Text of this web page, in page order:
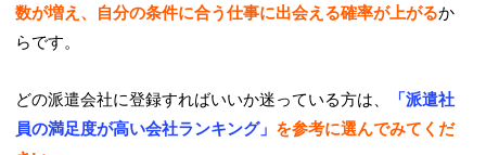
数が増え、自分の条件に合う仕事に出会える確率が上がるか
らです。
どの派遣会社に登録すればいいか迷っている方は、
「派遣社
員の満足度が高い会社ランキング」 を参考に選んでみてくだ